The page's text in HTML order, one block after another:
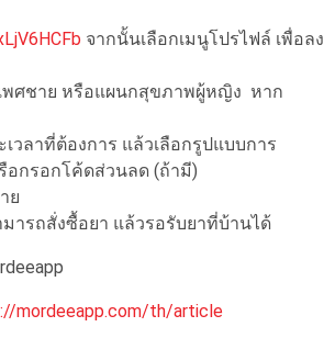
จากนั้นเลือกเมนูโปรไฟล์ เพื่อลง
พศชาย หรือแผนกสุขภาพผู้หญิง หาก
วลาที่ต้องการ แล้วเลือกรูปแบบการ
อกรอกโค้ดส่วนลด (ถ้ามี)
ย
ารถสั่งซื้อยา แล้วรอรับยาที่บ้านได้
mordeeapp.com/th/article